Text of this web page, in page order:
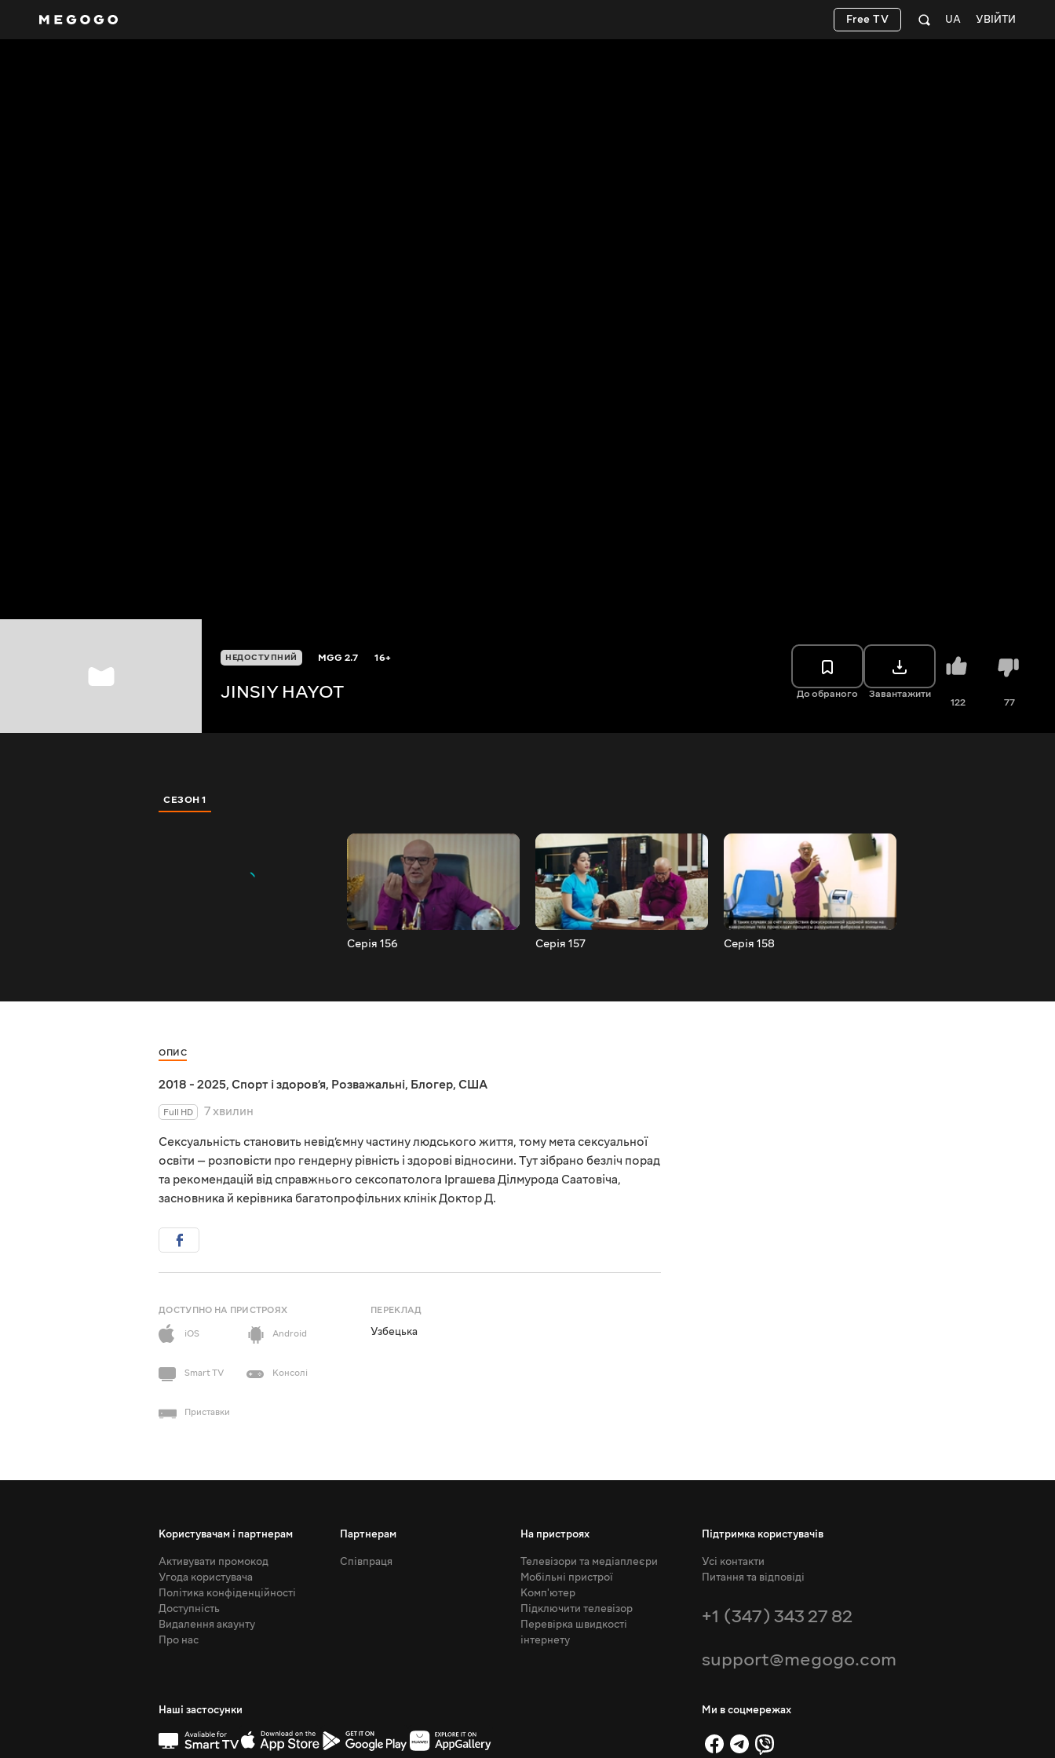
УВІЙТИ
UA
Free TV
НЕДОСТУПНИЙ MGG2.7 16+
JINSIY HAYOT До обраного Завантажити
122 77
СЕЗОН 1
Серія 156 Серія 157 Серія 158
ОПИС
2018 - 2025, Спорт і здоровʼя, Розважальні, Блогер, США
Full HD
7 хвилин
Сексуальність становить невід’ємну частину людського життя, тому мета сексуальної
освіти — розповісти про гендерну рівність і здорові відносини. Тут зібрано безліч порад
та рекомендацій від справжнього сексопатолога Іргашева Ділмурода Саатовіча,
засновника й керівника багатопрофільних клінік Доктор Д.
ДОСТУПНО НА ПРИСТРОЯХ
iOS
Android
Smart TV Консолі
Приставки
ПЕРЕКЛАД
Узбецька
Користувачам і партнерам
Активувати промокод
Угода користувача
Політика конфіденційності
Доступність
Видалення акаунту
Про нас
Партнерам
Співпраця
На пристроях
Телевізори та медіаплеєри
Мобільні пристрої
Комп'ютер
Підключити телевізор
Перевірка швидкості
інтернету
Підтримка користувачів
Усі контакти
Питання та відповіді
+1 (347) 343 27 82
support@megogo.com
Наші застосунки Ми в соцмережах